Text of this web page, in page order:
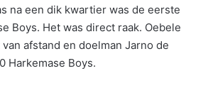
na een dik kwartier was de eerste
Boys. Het was direct raak. Oebele
afstand en doelman Jarno de
Harkemase Boys.